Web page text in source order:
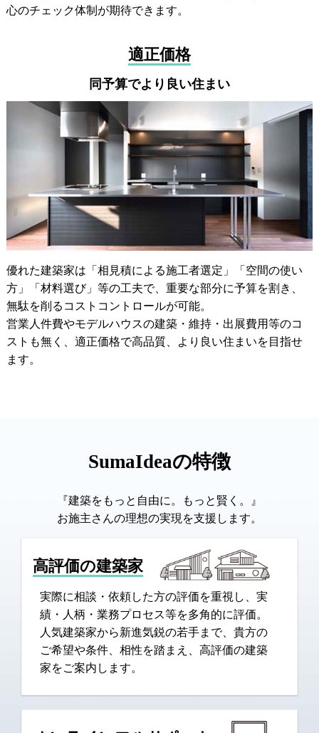
心のチェック体制が期待できます。
適正価格
同予算でより良い住まい
優れた建築家は「相見積による施工者選定」「空間の使い
方」「材料選び」等の工夫で、重要な部分に予算を割き、
無駄を削るコストコントロールが可能。
営業人件費やモデルハウスの建築・維持・出展費用等のコ
ストも無く、適正価格で高品質、より良い住まいを目指せ
ます。
SumaIdeaの特徴
『建築をもっと自由に。もっと賢く。』
お施主さんの理想の実現を支援します。
高評価の建築家
実際に相談・依頼した方の評価を重視し、実
績・人柄・業務プロセス等を多角的に評価。
人気建築家から新進気鋭の若手まで、貴方の
ご希望や条件、相性を踏まえ、高評価の建築
家をご案内します。